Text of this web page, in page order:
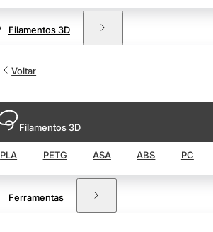
Filamentos 3D
Voltar
Filamentos 3D
PLA PETG ASA ABS PC
Ferramentas